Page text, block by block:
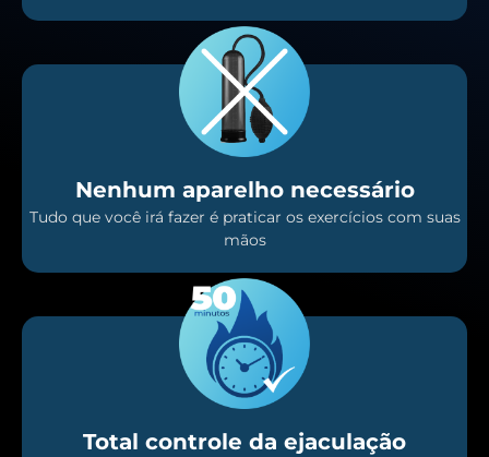
Nenhum aparelho necessário
Tudo que você irá fazer é praticar os exercícios com suas
mãos
Total controle da ejaculação